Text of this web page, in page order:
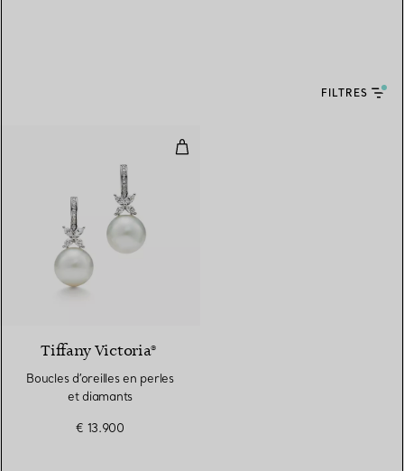
FILTRES
Boucles d′oreilles en perles et
Tiffany Victoria®
Boucles d′oreilles en perles
et diamants
€ 13.900